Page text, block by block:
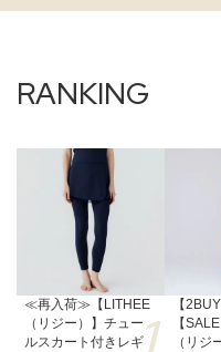
≪再入荷≫【LITHEE
（リジー）】チュー
ルスカート付きレギ
【
【
（リジ